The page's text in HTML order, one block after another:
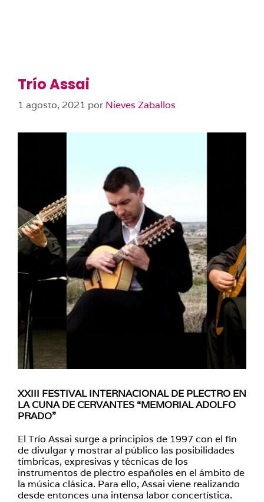
Trío Assai
1 agosto, 2021 por Nieves Zaballos
XXIII FESTIVAL INTERNACIONAL DE PLECTRO EN
LA CUNA DE CERVANTES “MEMORIAL ADOLFO
PRADO”
El Trío Assai surge a principios de 1997 con el fin
de divulgar y mostrar al público las posibilidades
tímbricas, expresivas y técnicas de los
instrumentos de plectro españoles en el ámbito de
la música clásica. Para ello, Assai viene realizando
desde entonces una intensa labor concertística.